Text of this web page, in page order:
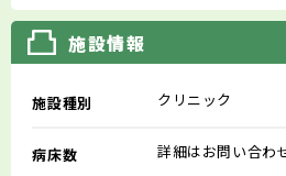
施設情報
施設種別 クリニック
病床数 詳細はお問い合わ